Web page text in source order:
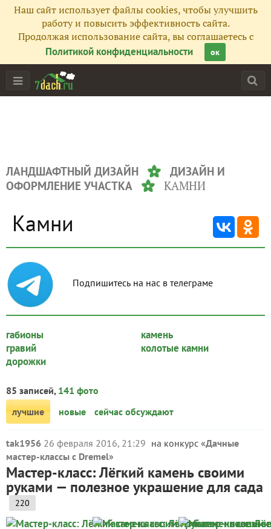
Наш сайт использует файлы cookies, чтобы улучшить
работу и повысить эффективность сайта.
Продолжая использование сайта, вы соглашаетесь с
Политикой конфиденциальности
ок
ЛАНДШАФТНЫЙ ДИЗАЙН
ДИЗАЙН И
ОФОРМЛЕНИЕ УЧАСТКА
КАМНИ
Камни
Подпишитесь на нас в телеграме
габионы
гравий
дорожки
камень
колотые камни
85 записей, 141 фото
лучшие
новые сейчас обсуждают
tak1956 26 февраля 2016, 21:29 на конкурс «Дачные
мастер-классы c Dremel»
Мастер-класс: Лёгкий камень своими
руками — полезное украшение для сада
220